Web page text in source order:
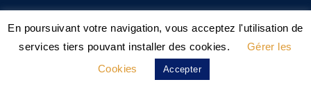
Adoptez
Familles D’accueil
En poursuivant votre navigation, vous acceptez l'utilisation de
services tiers pouvant installer des cookies.
Gérer les
Cookies
Accepter